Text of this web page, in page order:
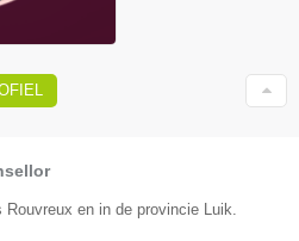
en in de provincie Luik.